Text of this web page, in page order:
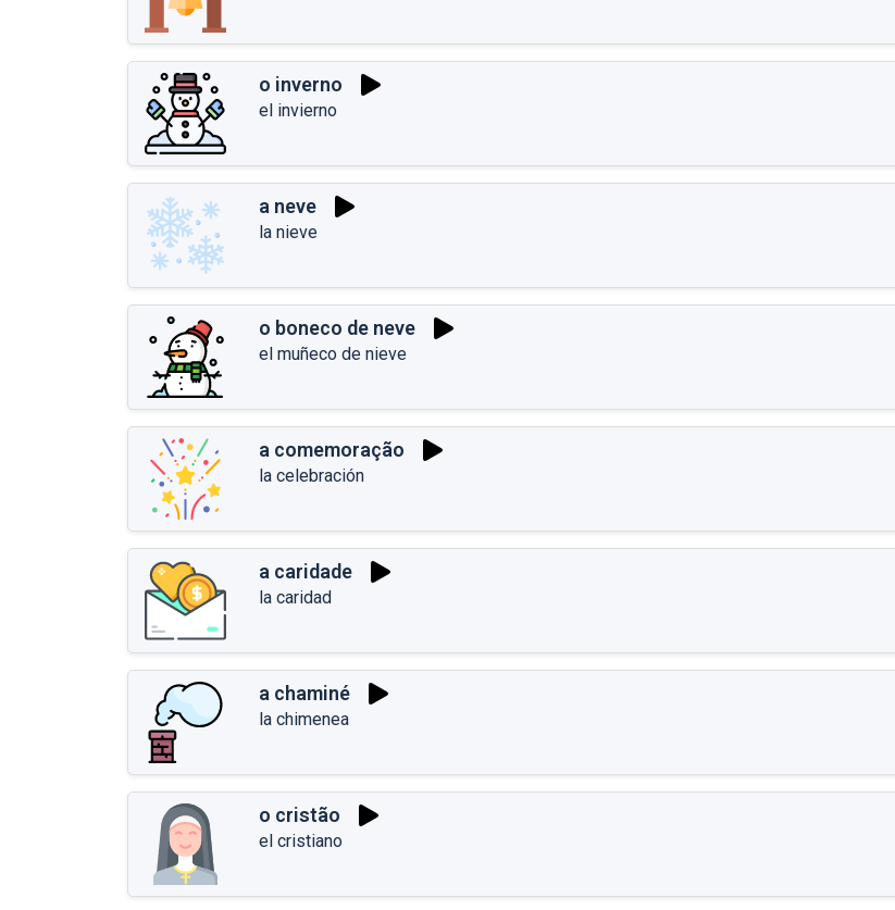
o inverno
el invierno
a neve
la nieve
o boneco de neve
el muñeco de nieve
a comemoração
la celebración
a caridade
la caridad
a chaminé
la chimenea
o cristão
el cristiano